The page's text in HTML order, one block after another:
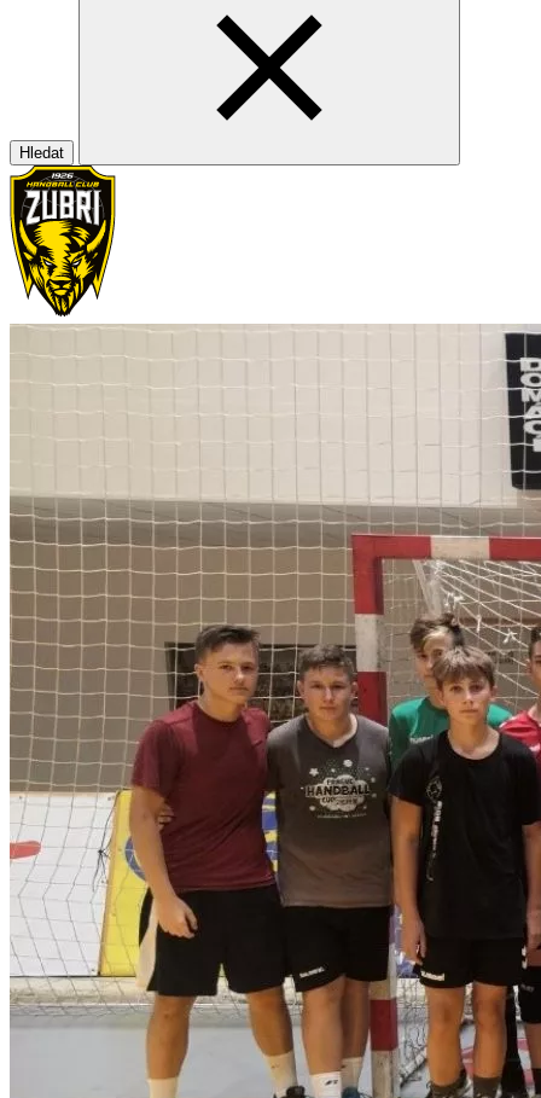
Hledat